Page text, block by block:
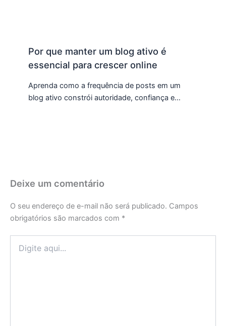
Por que manter um blog ativo é
essencial para crescer online
Aprenda como a frequência de posts em um
blog ativo constrói autoridade, confiança e…
Deixe um comentário
O seu endereço de e-mail não será publicado. Campos
obrigatórios são marcados com *
aqui...